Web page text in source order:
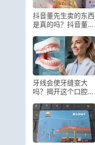
抖音董先生卖的东西
是真的吗？抖音董先
牙线会使牙缝变大
吗？揭开这个口腔健